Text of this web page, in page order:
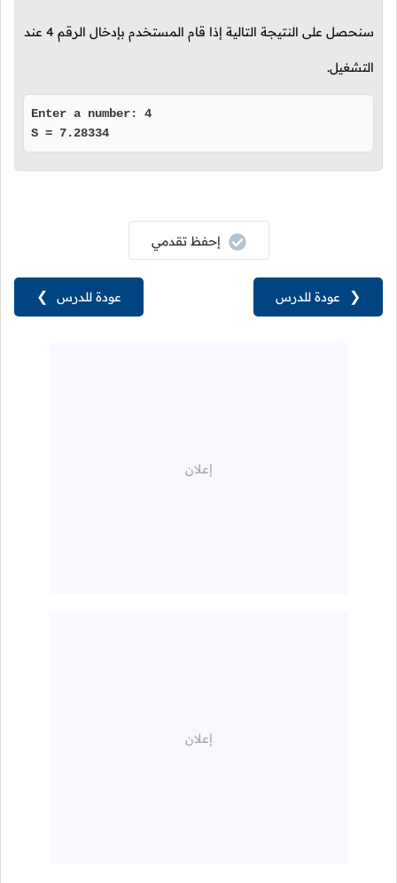
سنحصل على النتيجة التالية إذا قام المستخدم بإدخال الرقم 4 عند
التشغيل.
Enter a number: 4
S = 7.28334
عودة للدرس ❯
إحفظ تقدمي
❮ عودة للدرس